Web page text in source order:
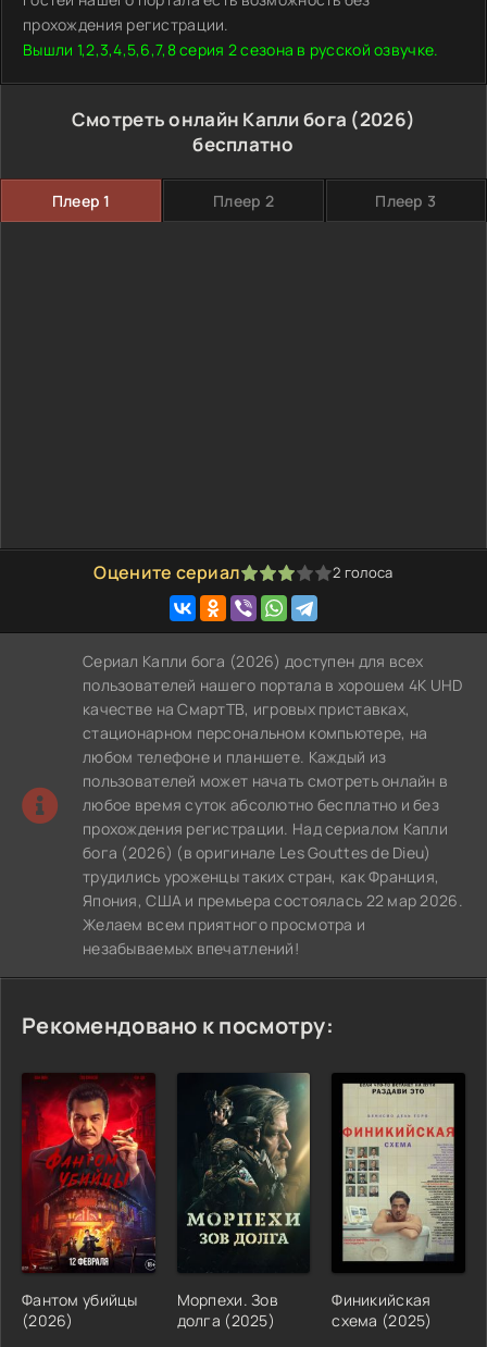
прохождения регистрации.
Вышли 1,2,3,4,5,6,7,8 серия 2 сезона в русской озвучке.
Смотреть онлайн Капли бога (2026)
бесплатно
Плеер 1 Плеер 2 Плеер 3
Оцените сериал
1 2 3 4 5 2 голоса
Сериал Капли бога (2026) доступен для всех
пользователей нашего портала в хорошем 4K UHD
качестве на СмартТВ, игровых приставках,
стационарном персональном компьютере, на
любом телефоне и планшете. Каждый из
пользователей может начать смотреть онлайн в
любое время суток абсолютно бесплатно и без
прохождения регистрации. Над сериалом Капли
бога (2026) (в оригинале Les Gouttes de Dieu)
трудились уроженцы таких стран, как Франция,
Япония, США и премьера состоялась 22 мар 2026.
Желаем всем приятного просмотра и
незабываемых впечатлений!
Рекомендовано к посмотру:
Фантом убийцы
(2026)
Морпехи. Зов
долга (2025)
Финикийская
схема (2025)